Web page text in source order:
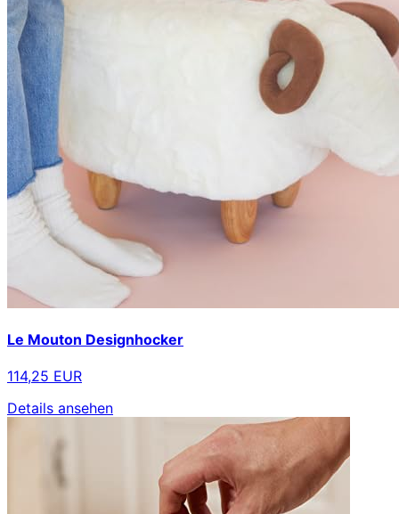
Le Mouton Designhocker
114,25 EUR
Details ansehen